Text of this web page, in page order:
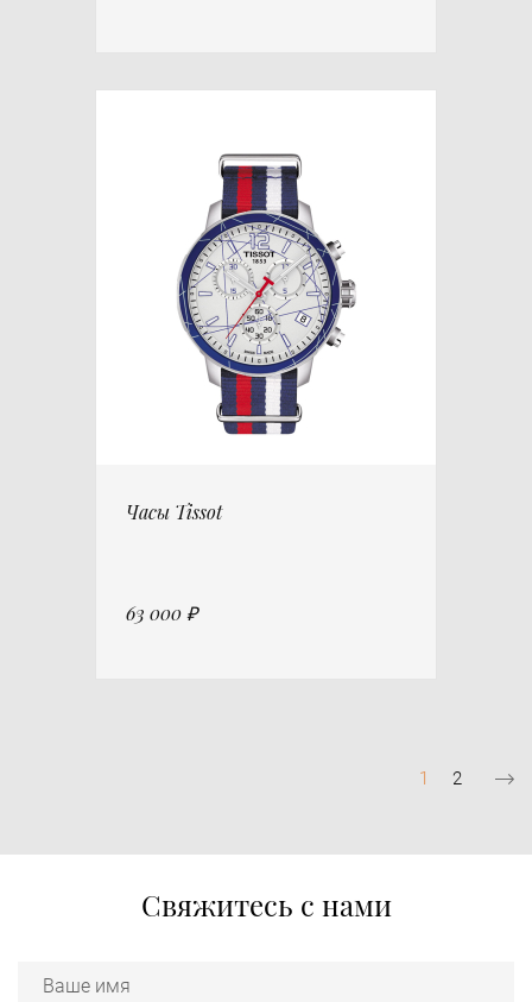
Часы Tissot
63 000 ₽
Текущая
1 Страница
2
Свяжитесь с нами